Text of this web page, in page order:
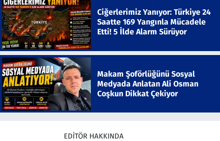
Ciğerlerimiz Yanıyor: Türkiye 24
Saatte 169 Yangınla Mücadele
Etti! 5 İlde Alarm Sürüyor
Makam Şoförlüğünü Sosyal
Medyada Anlatan Ali Osman
Coşkun Dikkat Çekiyor
EDITÖR HAKKINDA